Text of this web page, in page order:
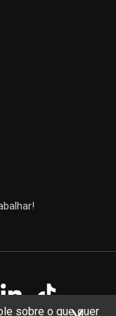
sobre o que quer